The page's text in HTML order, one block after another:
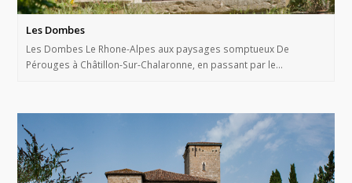
Les Dombes
Les Dombes Le Rhone-Alpes aux paysages somptueux De
Pérouges à Châtillon-Sur-Chalaronne, en passant par le…